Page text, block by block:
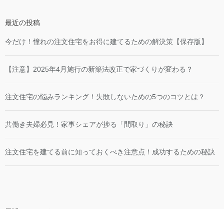
最近の投稿
今だけ！憧れの注文住宅をお得に建てるための解決策【保存版】
【注意】2025年4月施行の新築法改正で家づくりが変わる？
注文住宅の悩みランキング！失敗しないための5つのコツとは？
共働き夫婦必見！家事シェアが捗る「間取り」の秘訣
注文住宅を建てる前に知っておくべき注意点！成功するための秘訣